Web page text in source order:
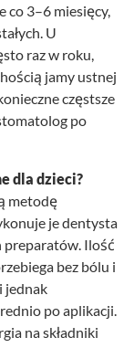
co 3–6 miesięcy,
U
raz w roku,
jamy ustnej
częstsze
po
dla dzieci?
metodę
je dentysta
preparatów. Ilość
bez bólu i
jednak
po aplikacji.
na składniki